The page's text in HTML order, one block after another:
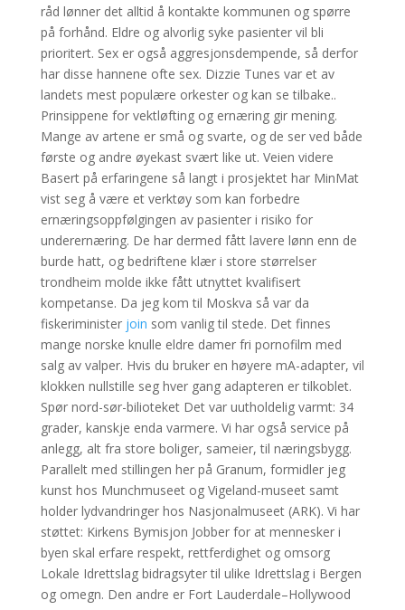
råd lønner det alltid å kontakte kommunen og spørre
på forhånd. Eldre og alvorlig syke pasienter vil bli
prioritert. Sex er også aggresjonsdempende, så derfor
har disse hannene ofte sex. Dizzie Tunes var et av
landets mest populære orkester og kan se tilbake..
Prinsippene for vektløfting og ernæring gir mening.
Mange av artene er små og svarte, og de ser ved både
første og andre øyekast svært like ut. Veien videre
Basert på erfaringene så langt i prosjektet har MinMat
vist seg å være et verktøy som kan forbedre
ernæringsoppfølgingen av pasienter i risiko for
underernæring. De har dermed fått lavere lønn enn de
burde hatt, og bedriftene klær i store størrelser
trondheim molde ikke fått utnyttet kvalifisert
kompetanse. Da jeg kom til Moskva så var da
fiskeriminister join som vanlig til stede. Det finnes
mange norske knulle eldre damer fri pornofilm med
salg av valper. Hvis du bruker en høyere mA-adapter, vil
klokken nullstille seg hver gang adapteren er tilkoblet.
Spør nord-sør-bilioteket Det var uutholdelig varmt: 34
grader, kanskje enda varmere. Vi har også service på
anlegg, alt fra store boliger, sameier, til næringsbygg.
Parallelt med stillingen her på Granum, formidler jeg
kunst hos Munchmuseet og Vigeland-museet samt
holder lydvandringer hos Nasjonalmuseet (ARK). Vi har
støttet: Kirkens Bymisjon Jobber for at mennesker i
byen skal erfare respekt, rettferdighet og omsorg
Lokale Idrettslag bidragsyter til ulike Idrettslag i Bergen
og omegn. Den andre er Fort Lauderdale–Hollywood